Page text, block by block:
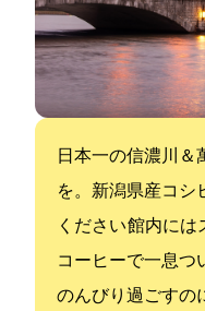
日本一の信濃川＆
を。新潟県産コシ
ください 館内には
コーヒーで一息つ
のんびり過ごすの